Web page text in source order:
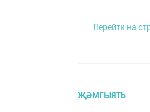
Перейти на
ҖӘМГЫЯТЬ